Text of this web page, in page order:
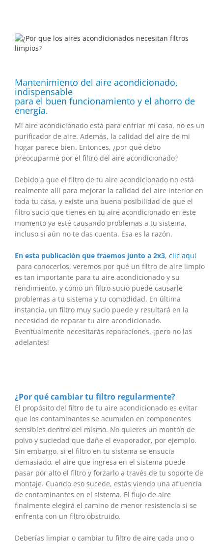
Mantenimiento del aire acondicionado,
indispensable
para el buen funcionamiento y el ahorro de
energí­a.
Mi aire acondicionado está para enfriar mi casa, no es un
purificador de aire. Además, la calidad del aire de mi
hogar parece bien. Entonces, ¿por qué debo
preocuparme por el filtro del aire acondicionado?
Debido a que el filtro de tu aire acondicionado no está
realmente allí para mejorar la calidad del aire interior en
toda tu casa, y existe una buena posibilidad de que el
filtro sucio que tienes en tu aire acondicionado en este
momento ya esté causando problemas a tu sistema,
incluso si aún no te das cuenta. Esa es la razón.
En esta publicación que traemos junto a 2x3, clic aquí
para conocerlos, veremos por qué un filtro de aire limpio
es tan importante para tu aire acondicionado y su
rendimiento, y cómo un filtro sucio puede causarle
problemas a tu sistema y tu comodidad. En última
instancia, un filtro muy sucio puede y resultará en la
necesidad de reparar tu aire acondicionado.
Eventualmente necesitarás reparaciones, ¡pero no las
adelantes!
¿Por qué cambiar tu filtro regularmente?
El propósito del filtro de tu aire acondicionado es evitar
que los contaminantes se acumulen en componentes
sensibles dentro del mismo. No quieres un montón de
polvo y suciedad que dañe el evaporador, por ejemplo.
Sin embargo, si el filtro en tu sistema se ensucia
demasiado, el aire que ingresa en el sistema puede
pasar por alto el filtro y forzarlo a través de tu soporte de
montaje. Cuando eso sucede, estás viendo una afluencia
de contaminantes en el sistema. El flujo de aire
finalmente elegirá el camino de menor resistencia si se
enfrenta con un filtro obstruido.
Deberías limpiar o cambiar tu filtro de aire cada uno o